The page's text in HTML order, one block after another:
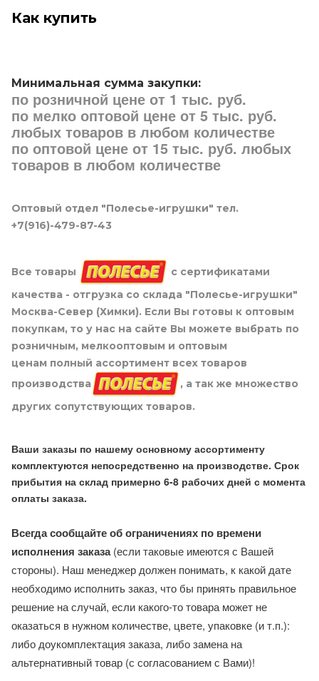
Как купить
Минимальная сумма закупки:
по розничной цене от 1 тыс. руб.
по мелко оптовой цене от 5 тыс. руб.
любых товаров в любом количестве
по оптовой цене от 15 тыс. руб. любых
товаров в любом количестве
Оптовый отдел "Полесье-игрушки" тел.
+7(916)-479-87-43
Все товары
с сертификатами
качества - отгрузка со склада "Полесье-игрушки"
Москва-Север (Химки). Если Вы готовы к оптовым
покупкам, то у нас на сайте Вы можете выбрать по
розничным, мелкооптовым и оптовым
ценам полный ассортимент всех товаров
производства
, а так же множество
других сопутствующих товаров.
Ваши заказы по нашему основному ассортименту
комплектуются непосредственно на производстве. Срок
прибытия на склад примерно 6-8 рабочих дней с момента
оплаты заказа.
Всегда сообщайте об ограничениях по времени
исполнения заказа(если таковые имеются с Вашей
стороны). Наш менеджер должен понимать, к какой дате
необходимо исполнить заказ, что бы принять правильное
решение на случай, если какого-то товара может не
оказаться в нужном количестве, цвете, упаковке (и т.п.):
либо доукомплектация заказа, либо замена на
альтернативный товар (с согласованием с Вами)!